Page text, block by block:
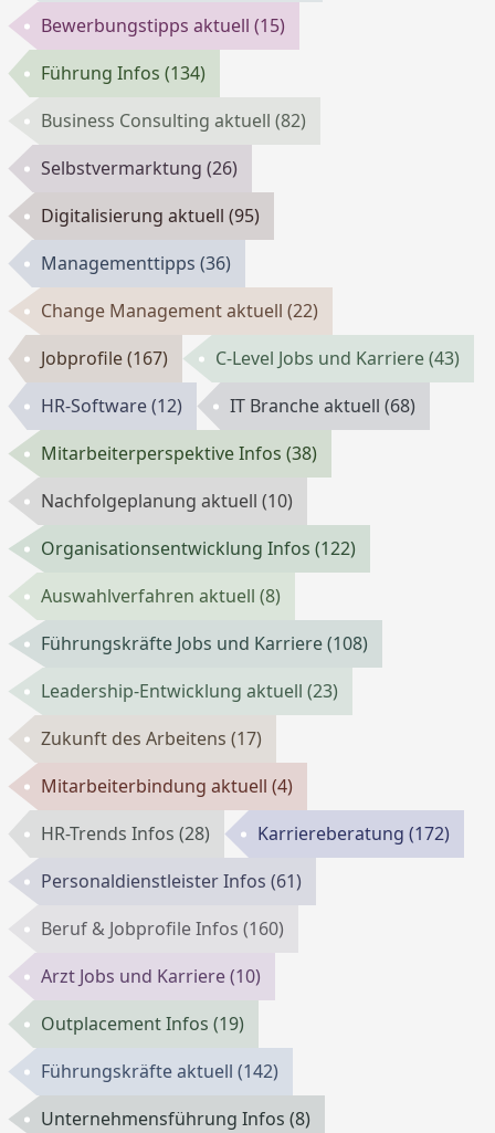
Bewerbungstipps aktuell(15)
Führung Infos(134)
Business Consulting aktuell(82)
Selbstvermarktung(26)
Digitalisierung aktuell(95)
Managementtipps(36)
Change Management aktuell(22)
Jobprofile(167) C-Level Jobs und Karriere(43)
HR-Software(12) IT Branche aktuell(68)
Mitarbeiterperspektive Infos(38)
Nachfolgeplanung aktuell(10)
Organisationsentwicklung Infos(122)
Auswahlverfahren aktuell(8)
Führungskräfte Jobs und Karriere(108)
Leadership-Entwicklung aktuell(23)
Zukunft des Arbeitens(17)
Mitarbeiterbindung aktuell(4)
HR-Trends Infos(28) Karriereberatung(172)
Personaldienstleister Infos(61)
Beruf & Jobprofile Infos(160)
Arzt Jobs und Karriere(10)
Outplacement Infos(19)
Führungskräfte aktuell(142)
Unternehmensführung Infos(8)